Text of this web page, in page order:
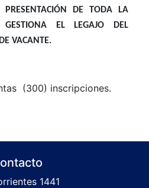
DE TODA LA
GESTIONA EL LEGAJO DEL
VACANTE.
(300) inscripciones.
1441